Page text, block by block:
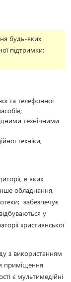
будь-яких
підтримки:
та телефонної
технічними
техніки,
в яких
обладнання,
забезпечує
у
християнської
з використанням
приміщення
є мультимедійні